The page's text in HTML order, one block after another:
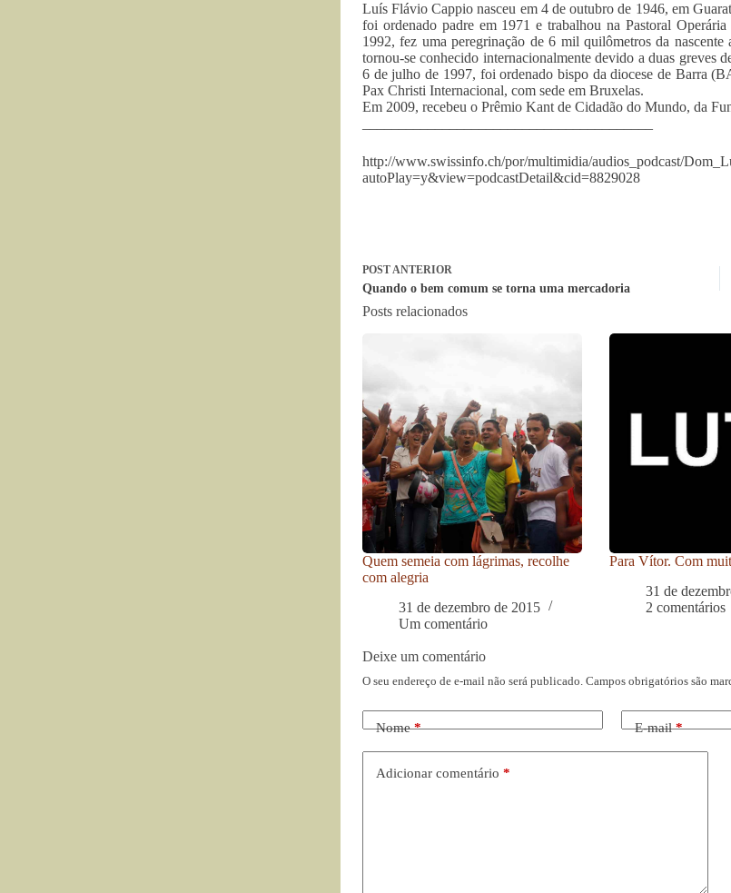
Luís Flávio Cappio nasceu em 4 de outubro de 1946, em
foi ordenado padre em 1971 e trabalhou na Pastoral
1992, fez uma peregrinação de 6 mil quilômetros da
tornou-se conhecido internacionalmente devido a duas greves
6 de julho de 1997, foi ordenado bispo da diocese de Barra
Pax Christi Internacional, com sede em Bruxelas.
Em 2009, recebeu o Prêmio Kant de Cidadão do Mundo, da
http://www.swissinfo.ch/por/multimidia/audios_podcast/
autoPlay=y&view=podcastDetail&cid=8829028
POSTANTERIOR
Quando o bem comum se torna uma mercadoria
Posts relacionados
Quem semeia com lágrimas, recolhe
com alegria
31 de dezembro de 2015
Um comentário
Para Vítor. Com
31 de
2 comentários
Deixe um comentário
O seu endereço de e-mail não será publicado. Campos obrigatórios são
Nome* E-mail*
Adicionar comentário *